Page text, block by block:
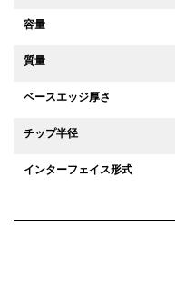
容量
質量
ベースエッジ厚さ
チップ半径
インターフェイス形式